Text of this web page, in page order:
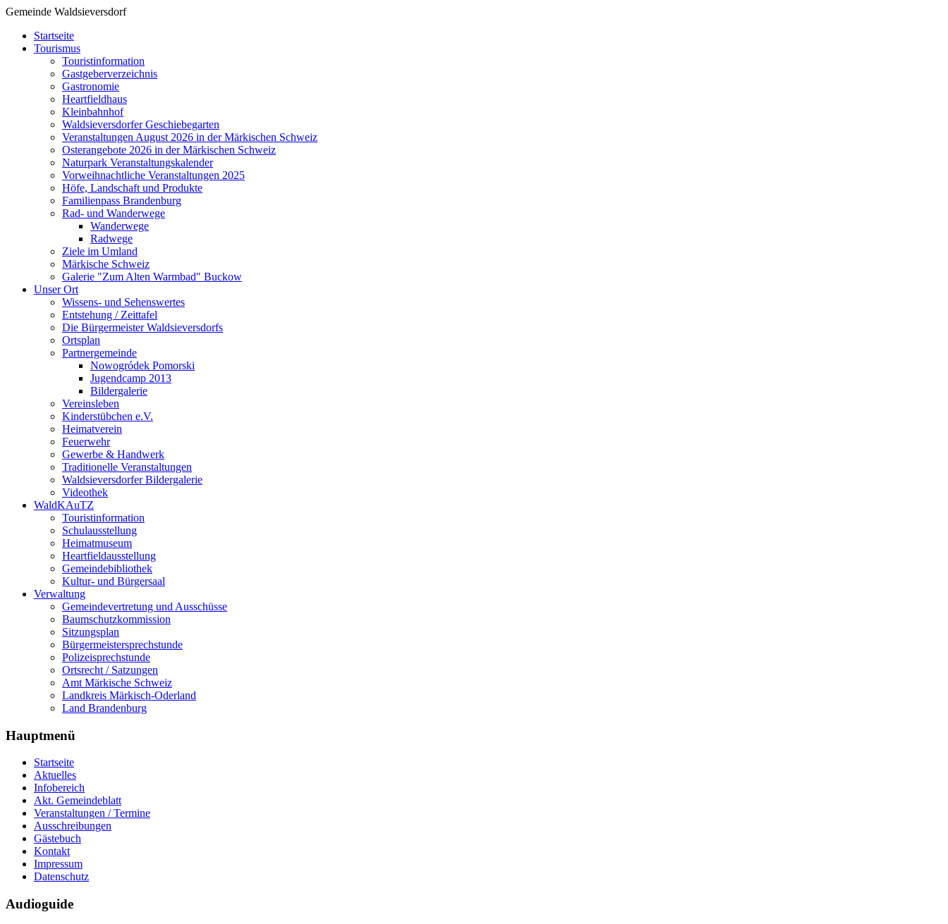
Gemeinde Waldsieversdorf
Startseite
Tourismus
Touristinformation
Gastgeberverzeichnis
Gastronomie
Heartfieldhaus
Kleinbahnhof
Waldsieversdorfer Geschiebegarten
Veranstaltungen August 2026 in der Märkischen Schweiz
Osterangebote 2026 in der Märkischen Schweiz
Naturpark Veranstaltungskalender
Vorweihnachtliche Veranstaltungen 2025
Höfe, Landschaft und Produkte
Familienpass Brandenburg
Rad- und Wanderwege
Wanderwege
Radwege
Ziele im Umland
Märkische Schweiz
Galerie "Zum Alten Warmbad" Buckow
Unser Ort
Wissens- und Sehenswertes
Entstehung / Zeittafel
Die Bürgermeister Waldsieversdorfs
Ortsplan
Partnergemeinde
Nowogródek Pomorski
Jugendcamp 2013
Bildergalerie
Vereinsleben
Kinderstübchen e.V.
Heimatverein
Feuerwehr
Gewerbe & Handwerk
Traditionelle Veranstaltungen
Waldsieversdorfer Bildergalerie
Videothek
WaldKAuTZ
Touristinformation
Schulausstellung
Heimatmuseum
Heartfieldausstellung
Gemeindebibliothek
Kultur- und Bürgersaal
Verwaltung
Gemeindevertretung und Ausschüsse
Baumschutzkommission
Sitzungsplan
Bürgermeistersprechstunde
Polizeisprechstunde
Ortsrecht / Satzungen
Amt Märkische Schweiz
Landkreis Märkisch-Oderland
Land Brandenburg
Hauptmenü
Startseite
Aktuelles
Infobereich
Akt. Gemeindeblatt
Veranstaltungen / Termine
Ausschreibungen
Gästebuch
Kontakt
Impressum
Datenschutz
Audioguide